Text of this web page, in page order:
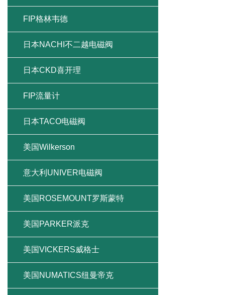
FIP格林韦德
日本NACHI不二越电磁阀
日本CKD喜开理
FIP流量计
日本TACO电磁阀
美国Wilkerson
意大利UNIVER电磁阀
美国ROSEMOUNT罗斯蒙特
美国PARKER派克
美国VICKERS威格士
美国NUMATICS纽曼帝克